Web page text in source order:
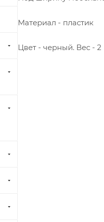
Материал - пластик
Цвет - черный. Вес - 2